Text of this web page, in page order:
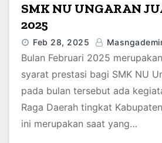
SMK NU UNGARAN
2025
Feb 28, 2025
Bulan Februari 2025
syarat prestasi bagi SMK NU
pada bulan tersebut ada
Raga Daerah tingkat
ini merupakan saat yang…